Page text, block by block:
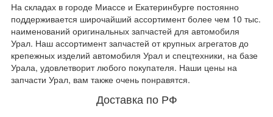
На складах в городе Миассе и Екатеринбурге постоянно
поддерживается широчайший ассортимент более чем 10 тыс.
наименований оригинальных запчастей для автомобиля
Урал. Наш ассортимент запчастей от крупных агрегатов до
крепежных изделий автомобиля Урал и спецтехники, на базе
Урала, удовлетворит любого покупателя. Наши цены на
запчасти Урал, вам также очень понравятся.
Доставка по РФ